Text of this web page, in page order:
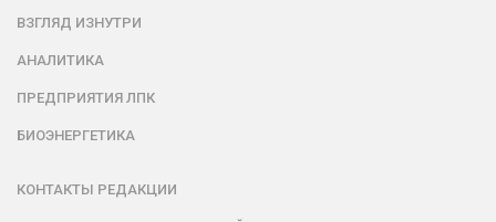
ВЗГЛЯД ИЗНУТРИ
АНАЛИТИКА
ПРЕДПРИЯТИЯ ЛПК
БИОЭНЕРГЕТИКА
КОНТАКТЫ РЕДАКЦИИ